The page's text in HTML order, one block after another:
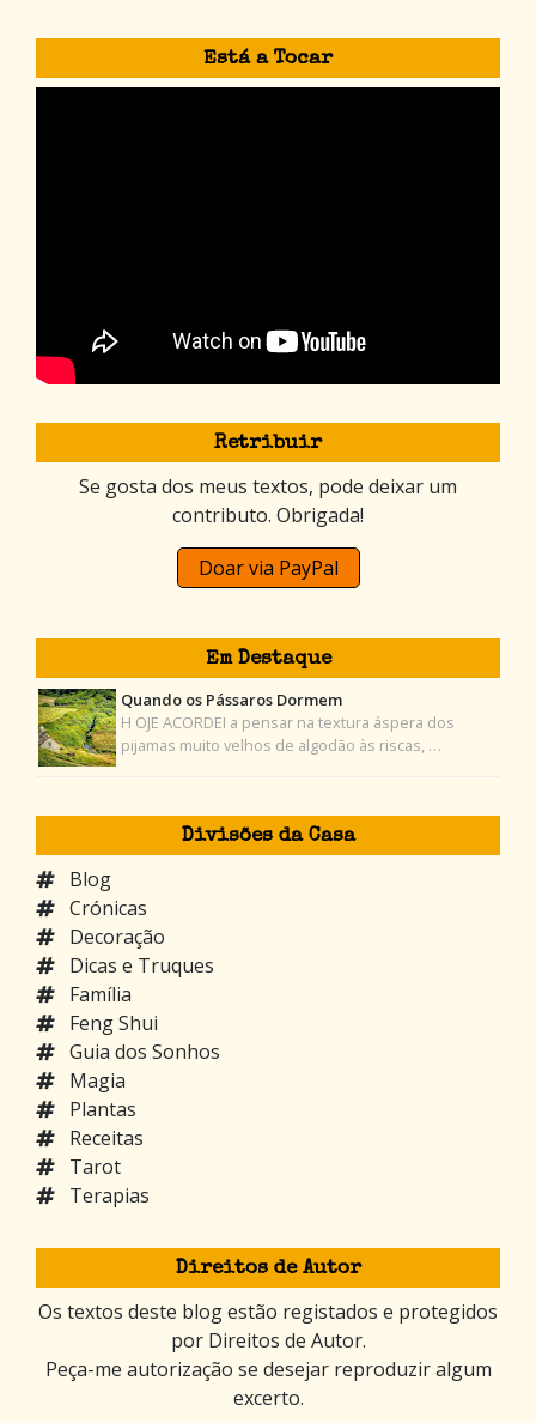
Está a Tocar
Retribuir
Se gosta dos meus textos, pode deixar um
contributo. Obrigada!
Doar via PayPal
Em Destaque
Quando os Pássaros Dormem
H OJE ACORDEI a pensar na textura áspera dos
pijamas muito velhos de algodão às riscas, …
Divisões da Casa
Blog
Crónicas
Decoração
Dicas e Truques
Família
Feng Shui
Guia dos Sonhos
Magia
Plantas
Receitas
Tarot
Terapias
Direitos de Autor
Os textos deste blog estão registados e protegidos
por Direitos de Autor.
Peça-me autorização se desejar reproduzir algum
excerto.